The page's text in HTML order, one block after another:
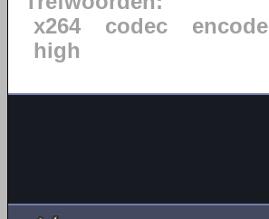
x264
codec encode
high